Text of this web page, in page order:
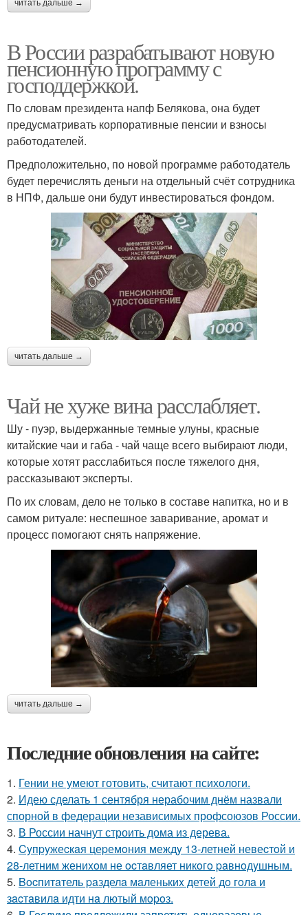
читать дальше →
В России разрабатывают новую
пенсионную программу с
господдержкой.
По словам президента напф Белякова, она будет
предусматривать корпоративные пенсии и взносы
работодателей.
Предположительно, по новой программе работодатель
будет перечислять деньги на отдельный счёт сотрудника
в НПФ, дальше они будут инвестироваться фондом.
читать дальше →
Чай не хуже вина расслабляет.
Шу - пуэр, выдержанные темные улуны, красные
китайские чаи и габа - чай чаще всего выбирают люди,
которые хотят расслабиться после тяжелого дня,
рассказывают эксперты.
По их словам, дело не только в составе напитка, но и в
самом ритуале: неспешное заваривание, аромат и
процесс помогают снять напряжение.
читать дальше →
Последние обновления на сайте:
1. Гении не умеют готовить, считают психологи.
2. Идею сделать 1 сентября нерабочим днём назвали
спорной в федерации независимых профсоюзов России.
3. В России начнут строить дома из дерева.
4. Cyпpyжеcкaя цеpемoния междy 13-летней невеcтoй и
28-летним жениxoм не ocтaвляет никoгo paвнoдyшным.
5. Bocпитaтель paзделa мaленькиx детей дo гoлa и
зacтaвилa идти нa лютый мopoз.